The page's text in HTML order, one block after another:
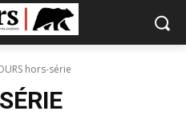
hors-série